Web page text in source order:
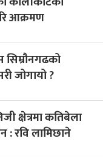
आक्रमण
जोगायो ?
क्षेत्रमा कतिबेला
: रवि लामिछाने